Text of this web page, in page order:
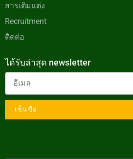
สารเติมแต่ง
Recruitment
ติดต่อ
ได้รับล่าสุด newsletter
เซ็นชื่อ